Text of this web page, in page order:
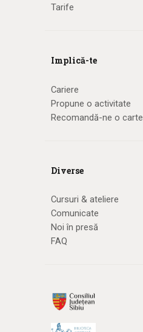
Tarife
Implică-te
Cariere
Propune o activitate
Recomandă-ne o carte
Diverse
Cursuri & ateliere
Comunicate
Noi în presă
FAQ